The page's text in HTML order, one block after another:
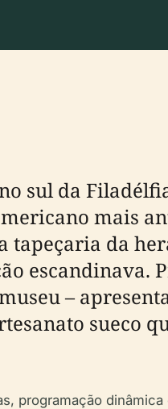
sul da
mais
tapeçaria da
escandinava.
–
sueco
programação